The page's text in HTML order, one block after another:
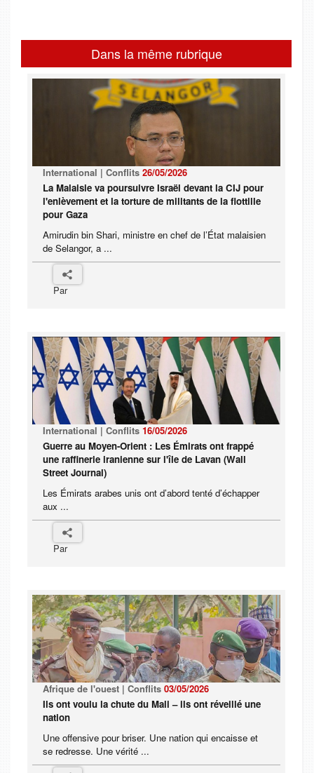
Dans la même rubrique
International | Conflits 26/05/2026
La Malaisie va poursuivre Israël devant la CIJ pour
l'enlèvement et la torture de militants de la flottille
pour Gaza
Amirudin bin Shari, ministre en chef de l’État malaisien
de Selangor, a ...
Par
International | Conflits 16/05/2026
Guerre au Moyen-Orient : Les Émirats ont frappé
une raffinerie iranienne sur l'île de Lavan (Wall
Street Journal)
Les Émirats arabes unis ont d’abord tenté d’échapper
aux ...
Par
Afrique de l'ouest | Conflits 03/05/2026
Ils ont voulu la chute du Mali – ils ont réveillé une
nation
Une offensive pour briser. Une nation qui encaisse et
se redresse. Une vérité ...